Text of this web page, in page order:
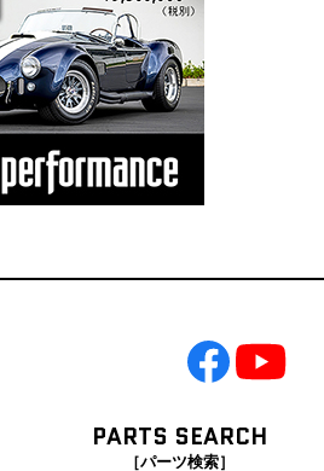
PARTS SEARCH
［パーツ検索］